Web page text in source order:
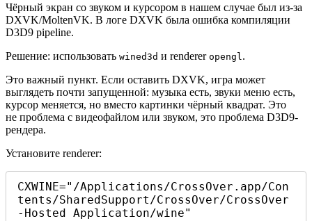
Чёрный экран со звуком и курсором в нашем случае был из-за
DXVK/MoltenVK. В логе DXVK была ошибка компиляции
D3D9 pipeline.
Решение: использовать wined3d и renderer opengl .
Это важный пункт. Если оставить DXVK, игра может
выглядеть почти запущенной: музыка есть, звуки меню есть,
курсор меняется, но вместо картинки чёрный квадрат. Это
не проблема с видеофайлом или звуком, это проблема D3D9-
рендера.
Установите renderer:
CXWINE="/Applications/CrossOver.app/Con
tents/SharedSupport/CrossOver/CrossOver
-Hosted Application/wine"